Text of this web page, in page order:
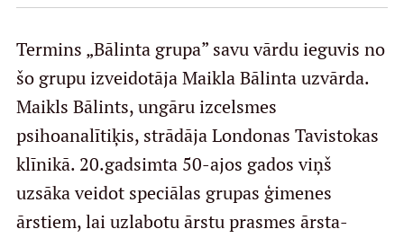
Mūsu komanda
Cenas
Ārstniecības personām
Termins „Bālinta grupa” savu vārdu ieguvis no
šo grupu izveidotāja Maikla Bālinta uzvārda.
Maikls Bālints, ungāru izcelsmes
psihoanalītiķis, strādāja Londonas Tavistokas
klīnikā. 20.gadsimta 50-ajos gados viņš
uzsāka veidot speciālas grupas ģimenes
ārstiem, lai uzlabotu ārstu prasmes ārsta-